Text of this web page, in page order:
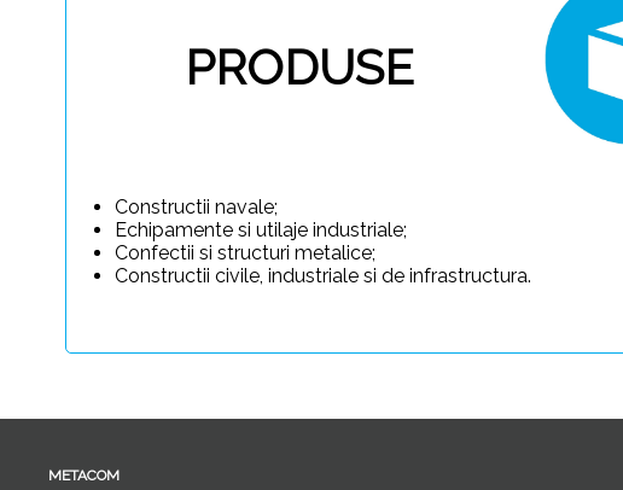
PRODUSE
Constructii navale;
Echipamente si utilaje industriale;
Confectii si structuri metalice;
Constructii civile, industriale si de infrastructura.
METACOM